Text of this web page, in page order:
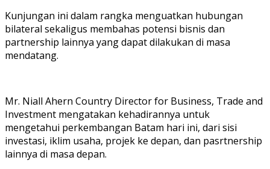
Kunjungan ini dalam rangka menguatkan hubungan
bilateral sekaligus membahas potensi bisnis dan
partnership lainnya yang dapat dilakukan di masa
mendatang.
Mr. Niall Ahern Country Director for Business, Trade and
Investment mengatakan kehadirannya untuk
mengetahui perkembangan Batam hari ini, dari sisi
investasi, iklim usaha, projek ke depan, dan pasrtnership
lainnya di masa depan.